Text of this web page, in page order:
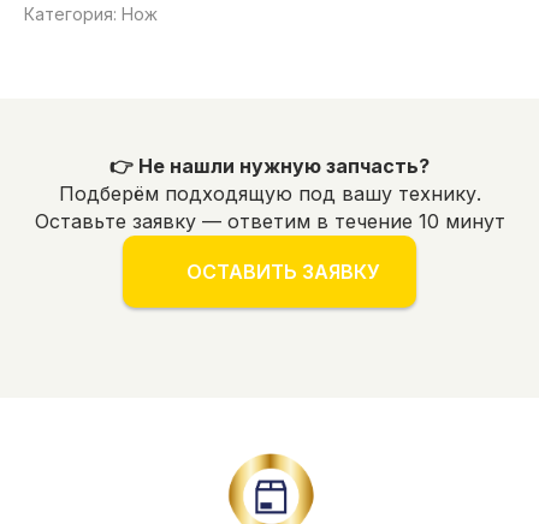
Категория: Нож
👉 Не нашли нужную запчасть?
Подберём подходящую под вашу технику.
Оставьте заявку — ответим в течение 10 минут
ОСТАВИТЬ ЗАЯВКУ